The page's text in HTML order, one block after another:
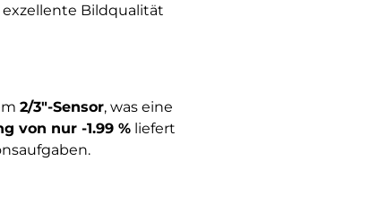
Bildqualität
2/3″-Sensor, was eine
von nur -1.99 %liefert